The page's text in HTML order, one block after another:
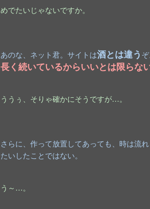
めでたいじゃないですか。
あのな、ネット君。サイトは酒とは違う
長く続いているからいいとは限らな
ううぅ、そりゃ確かにそうですが…。
さらに、作って放置してあっても、時は流
たいしたことではない。
う～…。